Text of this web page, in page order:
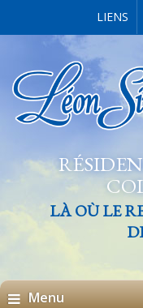
LIENS
LÀ OÙ LE
Menu